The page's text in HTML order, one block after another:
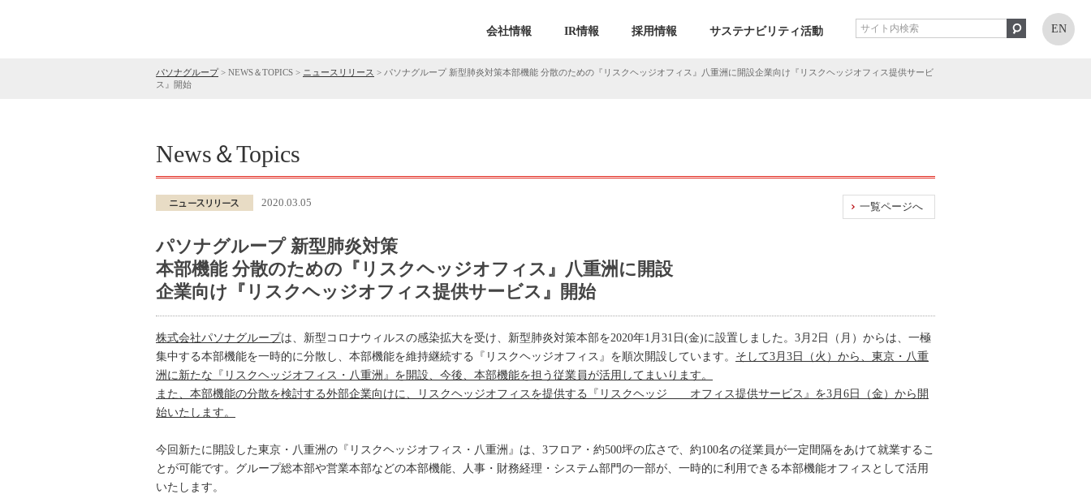
会社情報 IR情報 採用情報 サステナビリティ活動 EN
パソナグループ> NEWS＆TOPICS > ニュースリリース > パソナグループ 新型肺炎対策本部機能 分散のための『リスクヘッジオフィス』八重洲に開設企業向け『リスクヘッジオフィス提供サービ
ス』開始
News＆Topics
一覧ページへ
2020.03.05
パソナグループ 新型肺炎対策
本部機能 分散のための『リスクヘッジオフィス』八重洲に開設
企業向け『リスクヘッジオフィス提供サービス』開始
株式会社パソナグループは、新型コロナウィルスの感染拡大を受け、新型肺炎対策本部を2020年1月31日(金)に設置しました。3月2日（月）からは、一極
集中する本部機能を一時的に分散し、本部機能を維持継続する『リスクヘッジオフィス』を順次開設しています。 そして3月3日（火）から、東京・八重
洲に新たな『リスクヘッジオフィス・八重洲』を開設、今後、本部機能を担う従業員が活用してまいります。
また、本部機能の分散を検討する外部企業向けに、リスクヘッジオフィスを提供する『リスクヘッジ オフィス提供サービス』を3月6日（金）から開
始いたします。
今回新たに開設した東京・八重洲の『リスクヘッジオフィス・八重洲』は、3フロア・約500坪の広さで、約100名の従業員が一定間隔をあけて就業するこ
とが可能です。グループ総本部や営業本部などの本部機能、人事・財務経理・システム部門の一部が、一時的に利用できる本部機能オフィスとして活用
いたします。